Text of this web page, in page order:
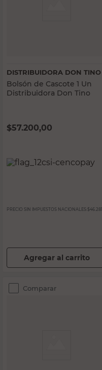
DISTRIBUIDORA DON TINO
Bolsón de Cascote 1 Un
Distribuidora Don Tino
$57.200,00
PRECIO SIN IMPUESTOS NACIONALES: $46.281
Agregar al carrito
Comparar